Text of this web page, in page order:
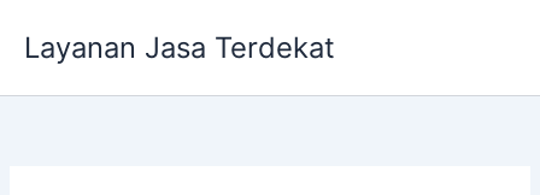
Layanan Jasa Terdekat